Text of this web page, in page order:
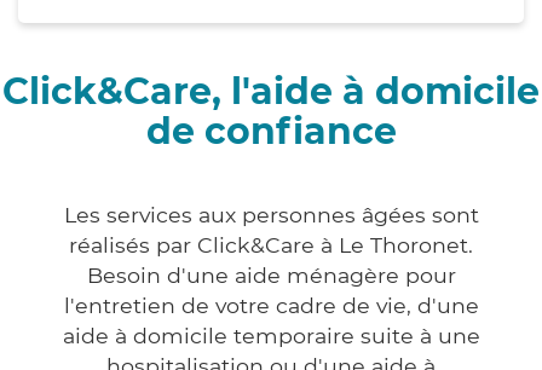
Click&Care, l'aide à domicile
de confiance
Les services aux personnes âgées sont
réalisés par Click&Care à Le Thoronet.
Besoin d'une aide ménagère pour
l'entretien de votre cadre de vie, d'une
aide à domicile temporaire suite à une